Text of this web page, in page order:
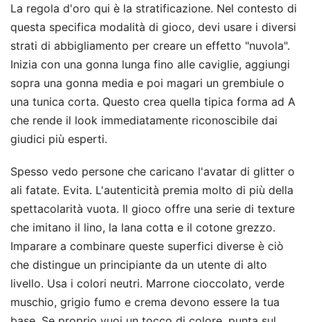
La regola d'oro qui è la stratificazione. Nel contesto di
questa specifica modalità di gioco, devi usare i diversi
strati di abbigliamento per creare un effetto "nuvola".
Inizia con una gonna lunga fino alle caviglie, aggiungi
sopra una gonna media e poi magari un grembiule o
una tunica corta. Questo crea quella tipica forma ad A
che rende il look immediatamente riconoscibile dai
giudici più esperti.
Spesso vedo persone che caricano l'avatar di glitter o
ali fatate. Evita. L'autenticità premia molto di più della
spettacolarità vuota. Il gioco offre una serie di texture
che imitano il lino, la lana cotta e il cotone grezzo.
Imparare a combinare queste superfici diverse è ciò
che distingue un principiante da un utente di alto
livello. Usa i colori neutri. Marrone cioccolato, verde
muschio, grigio fumo e crema devono essere la tua